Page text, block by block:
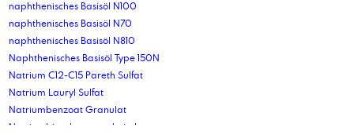
naphthenisches Basisöl N100
naphthenisches Basisöl N70
naphthenisches Basisöl N810
Naphthenisches Basisöl Type 150N
Natrium C12-C15 Pareth Sulfat
Natrium Lauryl Sulfat
Natriumbenzoat Granulat
Natriumbicarbonat technisch